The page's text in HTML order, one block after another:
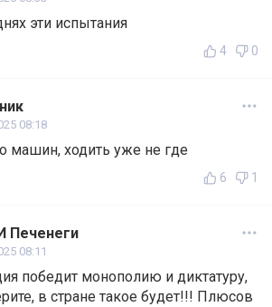
эти испытания
4 0
08:18
машин, ходить уже не где
6 1
Печенеги
08:11
победит монополию и диктатуру,
в стране такое будет!!! Плюсов